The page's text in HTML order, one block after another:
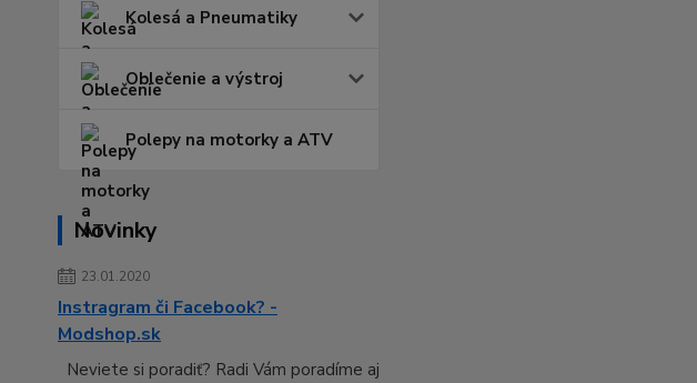
Kolesá a Pneumatiky
Oblečenie a výstroj
Polepy na motorky a ATV
Novinky
23.01.2020
Instragram či Facebook? -
Modshop.sk
Neviete si poradiť? Radi Vám poradíme aj